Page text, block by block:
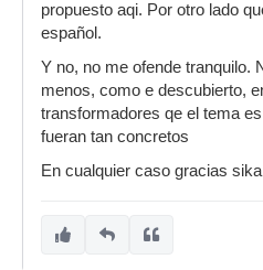
propuesto aqi. Por otro lado
español.
Y no, no me ofende tranquilo.
menos, como e descubierto,
transformadores qe el tema
fueran tan concretos
En cualquier caso gracias sika